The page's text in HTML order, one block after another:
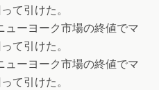
て引けた。
ーヨーク市場の終値でマ
て引けた。
ーヨーク市場の終値でマ
て引けた。